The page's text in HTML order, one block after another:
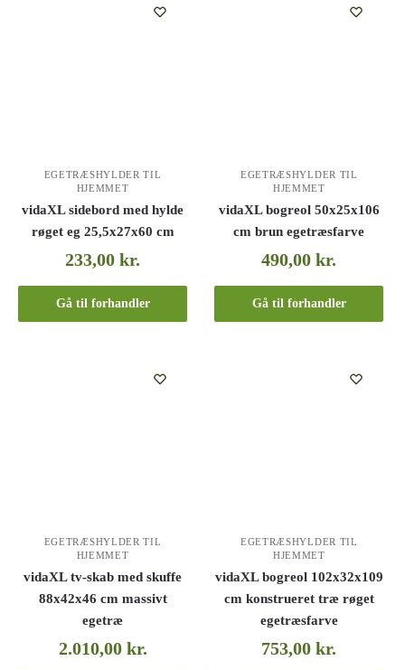
EGETRÆSHYLDER TIL
HJEMMET
vidaXL sidebord med hylde
røget eg 25,5x27x60 cm
233,00kr.
Gå til forhandler
EGETRÆSHYLDER TIL
HJEMMET
vidaXL bogreol 50x25x106
cm brun egetræsfarve
490,00kr.
Gå til forhandler
EGETRÆSHYLDER TIL
HJEMMET
vidaXL tv-skab med skuffe
88x42x46 cm massivt
egetræ
2.010,00 kr.
EGETRÆSHYLDER TIL
HJEMMET
vidaXL bogreol 102x32x109
cm konstrueret træ røget
egetræsfarve
753,00kr.